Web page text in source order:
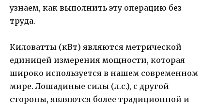
узнаем, как выполнить эту операцию без
труда.
Киловатты (кВт) являются метрической
единицей измерения мощности, которая
широко используется в нашем современном
мире. Лошадиные силы (л.с.), с другой
стороны, являются более традиционной и